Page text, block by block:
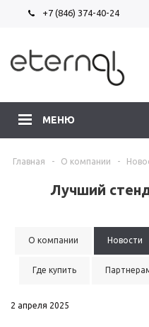
+7 (846) 374-40-24
МЕНЮ
Главная - О компании -
Лучший
О компании Новости
Где купить
2 апреля 2025